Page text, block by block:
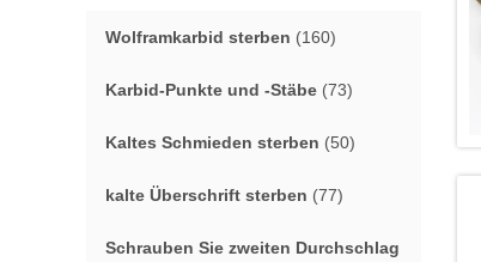
Wolframkarbid sterben (160)
Karbid-Punkte und -Stäbe (73)
Kaltes Schmieden sterben (50)
kalte Überschrift sterben (77)
Schrauben Sie zweiten Durchschlag